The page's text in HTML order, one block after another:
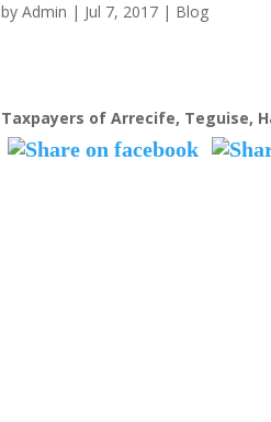
byAdmin | Jul 7, 2017 | Blog
Taxpayers of Arrecife, Teguise,